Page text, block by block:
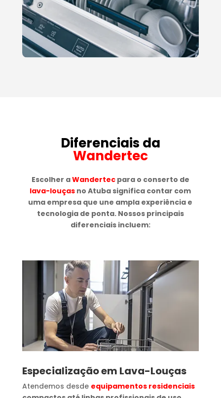
Diferenciais da
Wandertec
Escolher aWandertecpara o conserto de
lava-louças no Atuba significa contar com
uma empresa que une ampla experiência e
tecnologia de ponta. Nossos principais
diferenciais incluem:
Especialização em Lava-Louças
Atendemos desde equipamentos residenciais